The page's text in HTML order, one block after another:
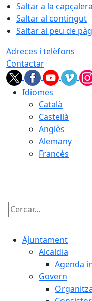
Saltar a la capçalera
Saltar al contingut
Saltar al peu de
Adreces i telèfons
Contactar
Idiomes
Català
Castellà
Anglès
Alemany
Francès
Cercar:
Ajuntament
Alcaldia
Agenda
Govern